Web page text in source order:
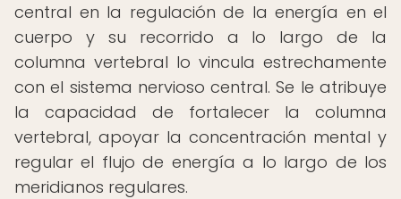
central en la regulación de la energía en el
cuerpo y su recorrido a lo largo de la
columna vertebral lo vincula estrechamente
con el sistema nervioso central. Se le atribuye
la capacidad de fortalecer la columna
vertebral, apoyar la concentración mental y
regular el flujo de energía a lo largo de los
meridianos regulares.